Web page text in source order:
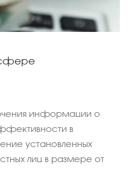
сфере
информации о
в
установленных
лиц в размере от